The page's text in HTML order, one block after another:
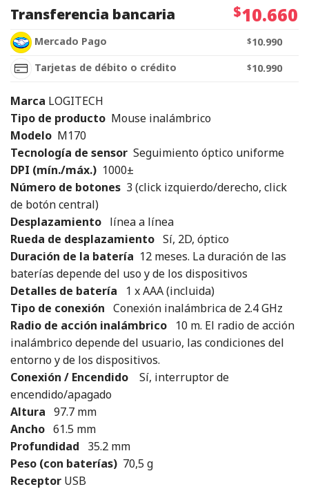
Transferencia bancaria
$10.660
Mercado Pago $10.990
Tarjetas de débito o crédito
$10.990
Marca LOGITECH
Tipo de producto Mouse inalámbrico
Modelo M170
Tecnología de sensor Seguimiento óptico uniforme
DPI (mín./máx.) 1000±
Número de botones 3 (click izquierdo/derecho, click
de botón central)
Desplazamiento línea a línea
Rueda de desplazamiento Sí, 2D, óptico
Duración de la batería 12 meses. La duración de las
baterías depende del uso y de los dispositivos
Detalles de batería
1 x AAA (incluida)
Tipo de conexión Conexión inalámbrica de 2.4 GHz
Radio de acción inalámbrico 10 m. El radio de acción
inalámbrico depende del usuario, las condiciones del
entorno y de los dispositivos.
Conexión / Encendido
Sí, interruptor de
encendido/apagado
Altura 97.7 mm
Ancho 61.5 mm
Profundidad 35.2 mm
Peso (con baterías) 70,5 g
Receptor USB